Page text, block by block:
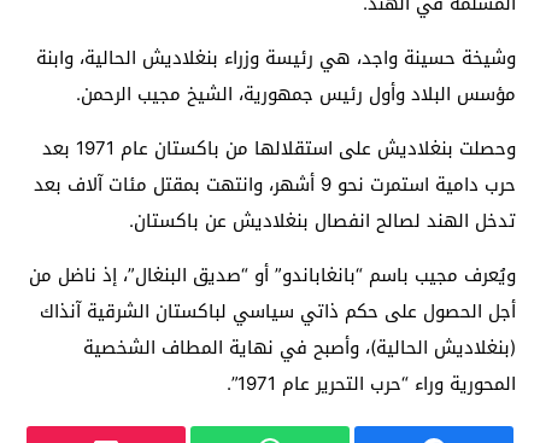
وشيخة حسينة واجد، هي رئيسة وزراء بنغلاديش الحالية، وابنة
مؤسس البلاد وأول رئيس جمهورية، الشيخ مجيب الرحمن.
وحصلت بنغلاديش على استقلالها من باكستان عام 1971 بعد
حرب دامية استمرت نحو 9 أشهر، وانتهت بمقتل مئات آلاف بعد
تدخل الهند لصالح انفصال بنغلاديش عن باكستان.
ويُعرف مجيب باسم “بانغاباندو” أو “صديق البنغال”، إذ ناضل من
أجل الحصول على حكم ذاتي سياسي لباكستان الشرقية آنذاك
(بنغلاديش الحالية)، وأصبح في نهاية المطاف الشخصية
المحورية وراء “حرب التحرير عام 1971”.